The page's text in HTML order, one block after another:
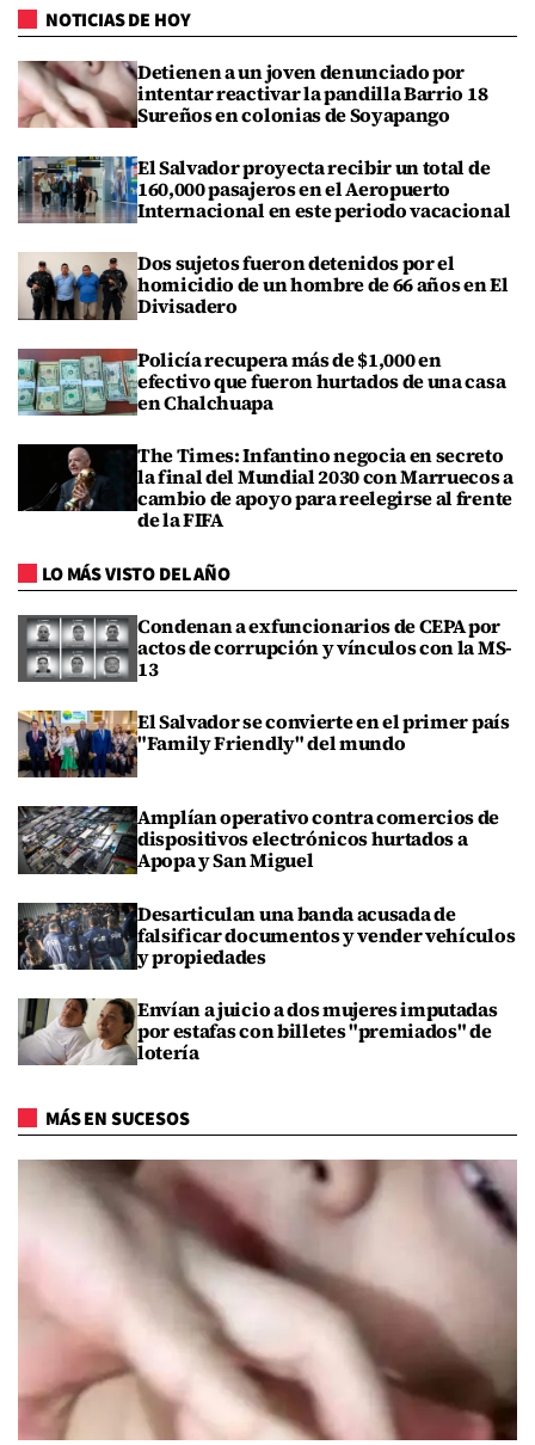
NOTICIAS DE HOY
Detienen a un joven denunciado por
intentar reactivar la pandilla Barrio 18
Sureños en colonias de Soyapango
El Salvador proyecta recibir un total de
160,000 pasajeros en el Aeropuerto
Internacional en este periodo vacacional
Dos sujetos fueron detenidos por el
homicidio de un hombre de 66 años en El
Divisadero
Policía recupera más de $1,000 en
efectivo que fueron hurtados de una casa
en Chalchuapa
The Times: Infantino negocia en secreto
la final del Mundial 2030 con Marruecos a
cambio de apoyo para reelegirse al frente
de la FIFA
LO MÁS VISTO DEL AÑO
Condenan a exfuncionarios de CEPA por
actos de corrupción y vínculos con la MS-
13
El Salvador se convierte en el primer país
"Family Friendly" del mundo
Amplían operativo contra comercios de
dispositivos electrónicos hurtados a
Apopa y San Miguel
Desarticulan una banda acusada de
falsificar documentos y vender vehículos
y propiedades
Envían a juicio a dos mujeres imputadas
por estafas con billetes "premiados" de
lotería
MÁS EN SUCESOS